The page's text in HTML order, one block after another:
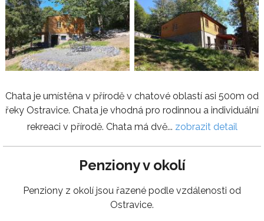
Chata je umístěna v přírodě v chatové oblastí asi 500m od
řeky Ostravice. Chata je vhodná pro rodinnou a individuální
rekreaci v přírodě. Chata má dvě... zobrazit detail
Penziony v okolí
Penziony z okolí jsou řazené podle vzdálenosti od
Ostravice.